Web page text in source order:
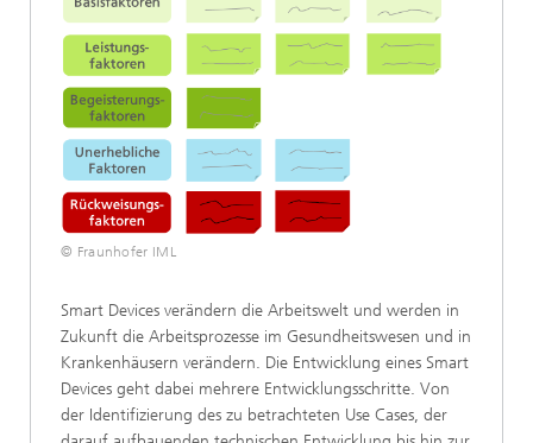
© Fraunhofer IML
Smart Devices verändern die Arbeitswelt und werden in
Zukunft die Arbeitsprozesse im Gesundheitswesen und in
Krankenhäusern verändern. Die Entwicklung eines Smart
Devices geht dabei mehrere Entwicklungsschritte. Von
der Identifizierung des zu betrachteten Use Cases, der